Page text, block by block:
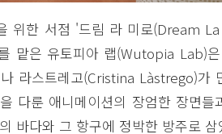
위한 서점 '드림 라 미로(Dream
맡은 유토피아 랩(Wutopia Lab)
라스트레고(Cristina Làstrego)가
다룬 애니메이션의 장엄한 장면들
바다와 그 항구에 정박한 방주로 삼